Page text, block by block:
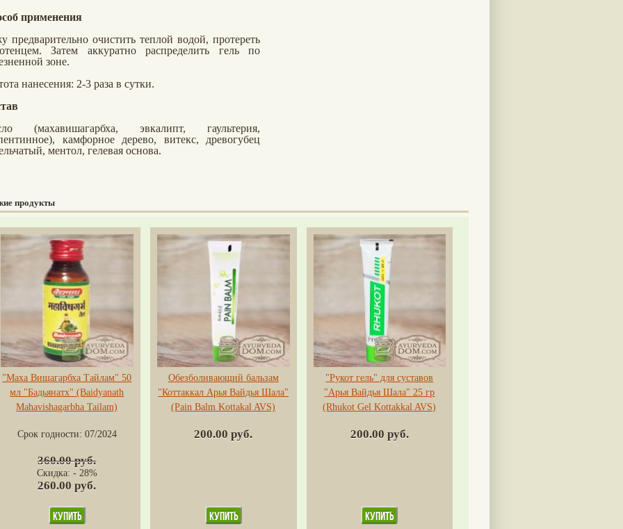
применения
предварительно очистить теплой водой, протереть
Затем аккуратно распределить гель по
зоне.
нанесения: 2-3 раза в сутки.
(махавишагарбха, эвкалипт, гаультерия,
камфорное дерево, витекс, древогубец
ментол, гелевая основа.
продукты
"Маха Вишагарбха Тайлам" 50
мл "Бадьянатх" (Baidyanath
Mahavishagarbha Tailam)
Срок годности: 07/2024
360.00 руб.
Скидка: - 28%
260.00 руб.
Обезболивающий бальзам
"Коттаккал Арья Вайдья Шала"
(Pain Balm Kottakal AVS)
200.00 руб.
"Рукот гель" для суставов
"Арья Вайдья Шала" 25 гр
(Rhukot Gel Kottakkal AVS)
200.00 руб.